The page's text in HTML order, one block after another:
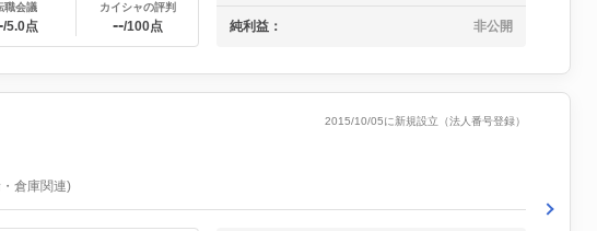
職会議
/5.0点
カイシャの評判
--/100点 純利益： 非公開
2015/10/05に新規設立（法人番号登録）
倉庫関連)